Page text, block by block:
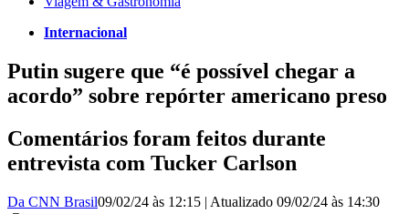
Internacional
Putin sugere que “é possível chegar a
acordo” sobre repórter americano preso
Comentários foram feitos durante
entrevista com Tucker Carlson
Da CNN Brasil09/02/24 às 12:15 | Atualizado 09/02/24 às 14:30